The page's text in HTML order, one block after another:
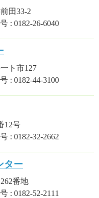
田33-2
: 0182-26-6040
ト市127
: 0182-44-3100
12号
: 0182-32-2662
ター
番地
: 0182-52-2111